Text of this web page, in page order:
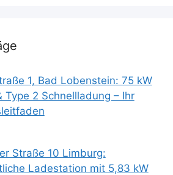
1, Bad Lobenstein: 75 kW
Type 2 Schnellladung – Ihr
Straße 10 Limburg:
Ladestation mit 5,83 kW